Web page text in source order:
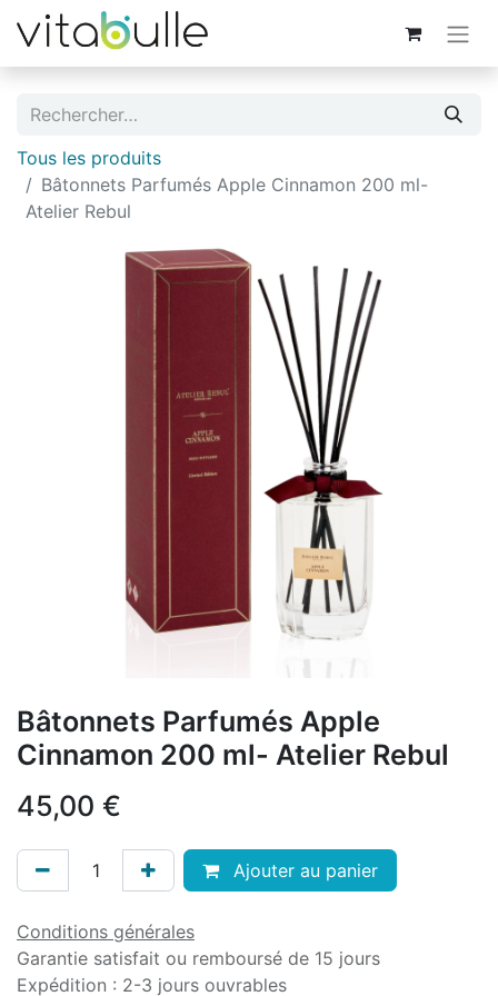
Tous les produits
Bâtonnets Parfumés Apple Cinnamon 200 ml-
Atelier Rebul
Bâtonnets Parfumés Apple
Cinnamon 200 ml- Atelier Rebul
45,00 €
Ajouter au panier
Conditions générales
Garantie satisfait ou remboursé de 15 jours
Expédition : 2-3 jours ouvrables